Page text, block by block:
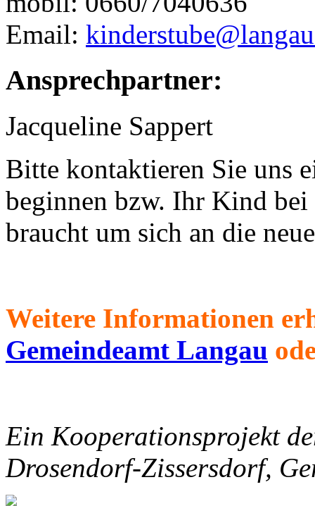
Email:
Ansprechpartner:
Jacqueline Sappert
Bitte kontaktieren Sie uns
beginnen bzw. Ihr Kind
braucht um sich an die
Weitere Informationen
Gemeindeamt Langau
Ein Kooperationsprojekt
Drosendorf-Zissersdorf,